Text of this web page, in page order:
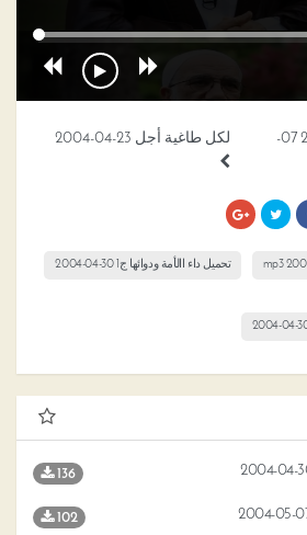
لكل طاغية أجل 23-04-2004
داء االأمة ودوائها ج2 07-
تحميل داء االأمة ودوائها ج1 30-04-2004
136
102